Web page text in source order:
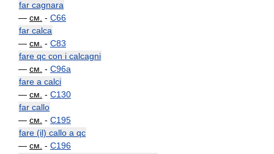
far cagnara
— см. - C66
far calca
— см. - C83
fare qc con i calcagni
— см. - C96a
fare a calci
— см. - C130
far callo
— см. - C195
fare (il) callo a qc
— см. - C196